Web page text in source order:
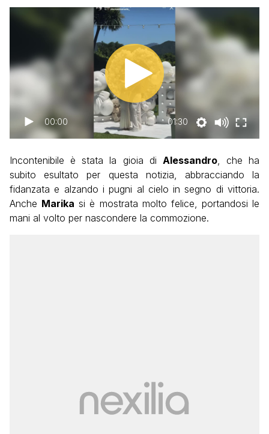
00:00 01:30
Incontenibile è stata la gioia di Alessandro, che ha
subito esultato per questa notizia, abbracciando la
fidanzata e alzando i pugni al cielo in segno di vittoria.
Anche Marika si è mostrata molto felice, portandosi le
mani al volto per nascondere la commozione.